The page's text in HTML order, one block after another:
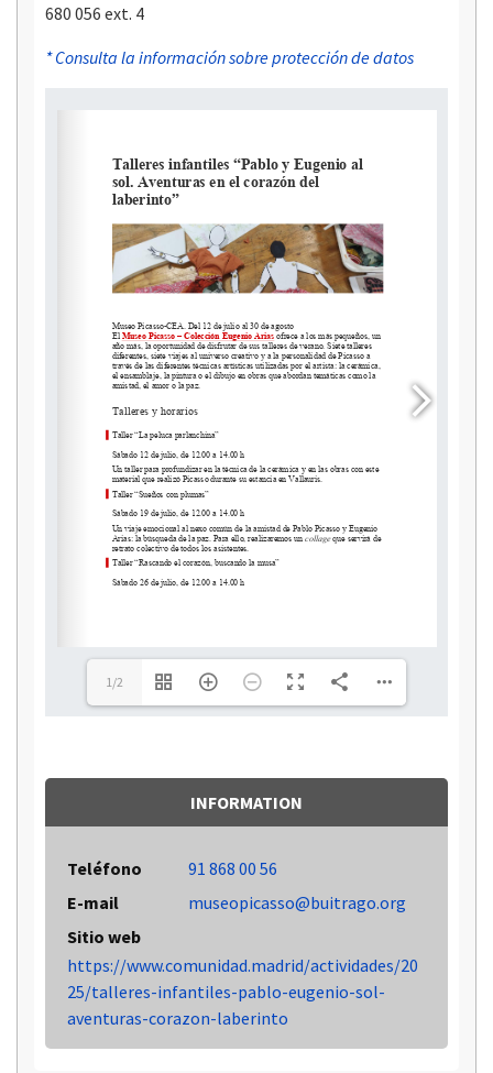
680 056 ext. 4
* Consulta la información sobre protección de datos
museopicasso@buitrago.org
1/2
INFORMATION
Teléfono
91 868 00 56
E-mail
museopicasso@buitrago.org
Sitio web
https://www.comunidad.madrid/actividades/20
25/talleres-infantiles-pablo-eugenio-sol-
aventuras-corazon-laberinto